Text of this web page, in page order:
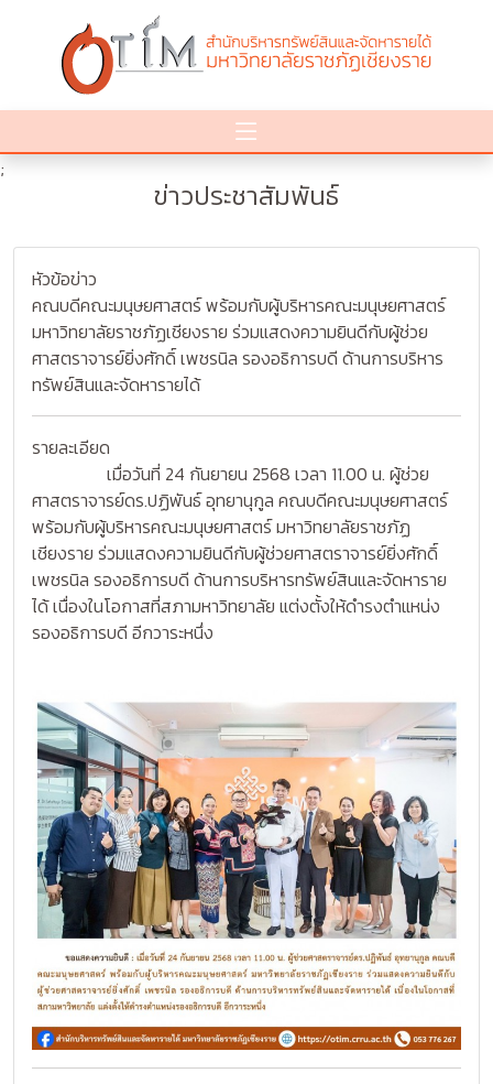
;
ข่าวประชาสัมพันธ์
หัวข้อข่าว
คณบดีคณะมนุษยศาสตร์ พร้อมกับผู้บริหารคณะมนุษยศาสตร์
มหาวิทยาลัยราชภัฏเชียงราย ร่วมแสดงความยินดีกับผู้ช่วย
ศาสตราจารย์ยิ่งศักดิ์ เพชรนิล รองอธิการบดี ด้านการบริหาร
ทรัพย์สินและจัดหารายได้
รายละเอียด
เมื่อวันที่ 24 กันยายน 2568 เวลา 11.00 น. ผู้ช่วย
ศาสตราจารย์ดร.ปฏิพันธ์ อุทยานุกูล คณบดีคณะมนุษยศาสตร์
พร้อมกับผู้บริหารคณะมนุษยศาสตร์ มหาวิทยาลัยราชภัฏ
เชียงราย ร่วมแสดงความยินดีกับผู้ช่วยศาสตราจารย์ยิ่งศักดิ์
เพชรนิล รองอธิการบดี ด้านการบริหารทรัพย์สินและจัดหาราย
ได้ เนื่องในโอกาสที่สภามหาวิทยาลัย แต่งตั้งให้ดำรงตำแหน่ง
รองอธิการบดี อีกวาระหนึ่ง